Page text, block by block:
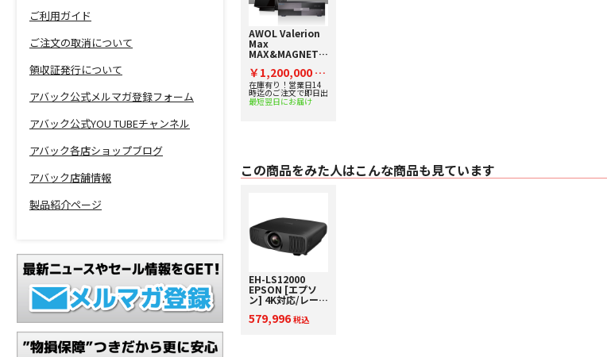
ご利用ガイド
ご注文の取消について
領収証発行について
アバック公式メルマガ登録フォーム
アバック公式YOU TUBEチャンネル
アバック各店ショップブログ
アバック店舗情報
製品紹介ページ
AWOL Valerion
Max
MAX&MAGNETAR
【4K DLPプロジ
ェクターとUHD
BDプレーヤーのス
ペシャルセット！
￥1,200,000 税
込
在庫有り！営業日14
時迄のご注文で即日出
最短翌日にお届け
この商品をみた人はこんな商品も見ています
EH-LS12000
EPSON [エプソ
ン] 4K対応/レーザ
ー光源搭載プロジ
ェクター
579,996 税込